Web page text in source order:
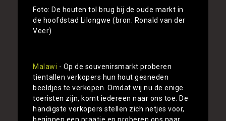
Foto: De houten tol brug bij de oude markt in
de hoofdstad Lilongwe (bron: Ronald van der
Veer)
Malawi - Op de souvenirsmarkt proberen
tientallen verkopers hun hout gesneden
beeldjes te verkopen. Omdat wij nu de enige
toeristen zijn, komt iedereen naar ons toe. De
handigste verkopers stellen zich netjes voor,
beginnen een praatje en proberen ons naar